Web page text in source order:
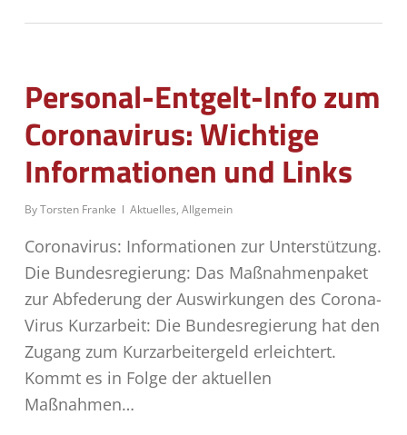
Personal-Entgelt-Info zum
Coronavirus: Wichtige
Informationen und Links
ByTorsten Franke Aktuelles, Allgemein
Coronavirus: Informationen zur Unterstützung.
Die Bundesregierung: Das Maßnahmenpaket
zur Abfederung der Auswirkungen des Corona-
Virus Kurzarbeit: Die Bundesregierung hat den
Zugang zum Kurzarbeitergeld erleichtert.
Kommt es in Folge der aktuellen
Maßnahmen…